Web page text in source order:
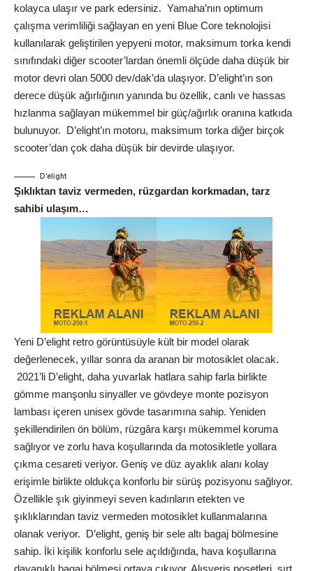
kolayca ulaşır ve park edersiniz. Yamaha’nın optimum
çalışma verimliliği sağlayan en yeni Blue Core teknolojisi
kullanılarak geliştirilen yepyeni motor, maksimum torka kendi
sınıfındaki diğer scooter’lardan önemli ölçüde daha düşük bir
motor devri olan 5000 dev/dak’da ulaşıyor. D’elight’ın son
derece düşük ağırlığının yanında bu özellik, canlı ve hassas
hızlanma sağlayan mükemmel bir güç/ağırlık oranına katkıda
bulunuyor. D’elight’ın motoru, maksimum torka diğer birçok
scooter’dan çok daha düşük bir devirde ulaşıyor.
D’elight
Şıklıktan taviz vermeden, rüzgardan korkmadan, tarz
sahibi ulaşım…
Yeni D’elight retro görüntüsüyle kült bir model olarak
değerlenecek, yıllar sonra da aranan bir motosiklet olacak.
2021’li D’elight, daha yuvarlak hatlara sahip farla birlikte
gömme manşonlu sinyaller ve gövdeye monte pozisyon
lambası içeren unisex gövde tasarımına sahip. Yeniden
şekillendirilen ön bölüm, rüzgâra karşı mükemmel koruma
sağlıyor ve zorlu hava koşullarında da motosikletle yollara
çıkma cesareti veriyor. Geniş ve düz ayaklık alanı kolay
erişimle birlikte oldukça konforlu bir sürüş pozisyonu sağlıyor.
Özellikle şık giyinmeyi seven kadınların etekten ve
şıklıklarından taviz vermeden motosiklet kullanmalarına
olanak veriyor. D’elight, geniş bir sele altı bagaj bölmesine
sahip. İki kişilik konforlu sele açıldığında, hava koşullarına
dayanıklı bagaj bölmesi ortaya çıkıyor. Alışveriş poşetleri, sırt